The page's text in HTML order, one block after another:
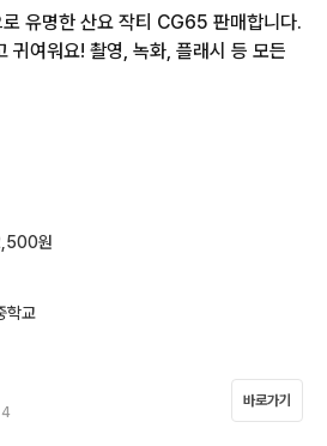
유명한 산요 작티 CG65 판매합니다.
귀여워요! 촬영, 녹화, 플래시 등 모든
, SD카드 (바로 사용 가능), 상자, 설명
어렵습니다. 구매 원하시면 채팅 주세
원
학교
4
바로가기